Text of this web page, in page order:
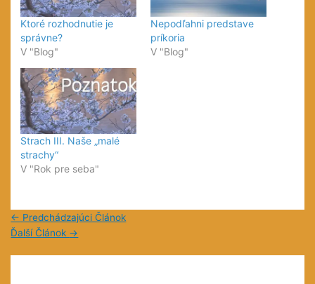
Ktoré rozhodnutie je
správne?
V "Blog"
Nepodľahni predstave
príkoria
V "Blog"
Strach III. Naše „malé
strachy“
V "Rok pre seba"
← Predchádzajúci Článok
Ďalší Článok →